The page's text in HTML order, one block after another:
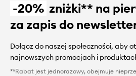
-20% zniżki** na
za zapis do
Dołącz do naszej społeczności, aby
najnowszych promocjach i
**Rabat jest jednorazowy, obejmuje